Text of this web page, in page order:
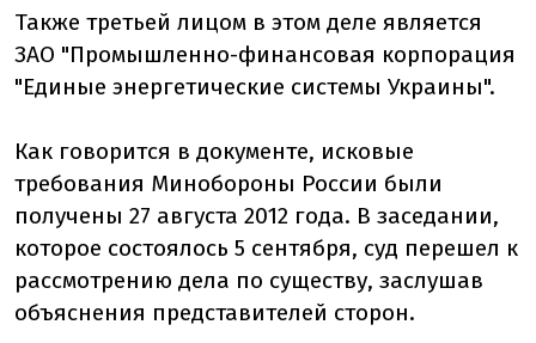
Также третьей лицом в этом деле является
ЗАО "Промышленно-финансовая корпорация
"Единые энергетические системы Украины".
Как говорится в документе, исковые
требования Минобороны России были
получены 27 августа 2012 года. В заседании,
которое состоялось 5 сентября, суд перешел к
рассмотрению дела по существу, заслушав
объяснения представителей сторон.